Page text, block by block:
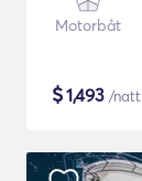
Motorbåt
$1,493 /natt